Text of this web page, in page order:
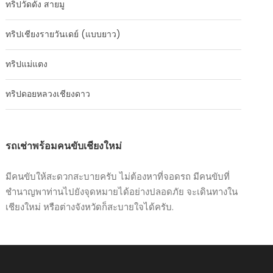
ทริปวัดดัง สายมู
ทริปเชียงรายวันเดย์ (แบบยาว)
ทริปแม่แตง
ทริปดอยหลวงเชียงดาว
รถเช่าพร้อมคนขับเชียงใหม่
มีคนขับให้สะดวกสะบายครับ ไม่ต้องหาที่จอดรถ มีคนขับที่
ชำนาญพาท่านไปยังจุดหมายได้อย่างปลอดภัย จะเดินทางใน
เชียงใหม่ หรือต่างจังหวัดก็สะบายใจได้ครับ.